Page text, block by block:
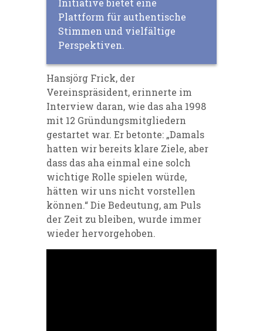
Initiative bietet eine
Plattform für authentische
Stimmen und vielfältige
Perspektiven.
Hansjörg Frick, der
Vereinspräsident, erinnerte im
Interview daran, wie das aha 1998
mit 12 Gründungsmitgliedern
gestartet war. Er betonte: „Damals
hatten wir bereits klare Ziele, aber
dass das aha einmal eine solch
wichtige Rolle spielen würde,
hätten wir uns nicht vorstellen
können.“ Die Bedeutung, am Puls
der Zeit zu bleiben, wurde immer
wieder hervorgehoben.